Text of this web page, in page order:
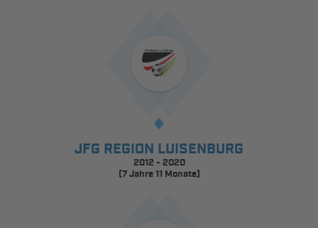
JFG REGION LUISENBURG
2012 - 2020
(7 Jahre 11 Monate)